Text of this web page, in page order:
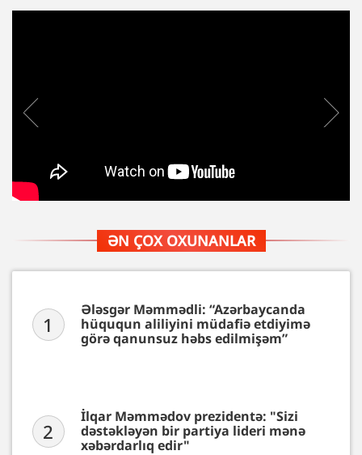
ƏN ÇOX OXUNANLAR
1
Ələsgər Məmmədli: “Azərbaycanda
hüququn aliliyini müdafiə etdiyimə
görə qanunsuz həbs edilmişəm”
2
İlqar Məmmədov prezidentə: "Sizi
dəstəkləyən bir partiya lideri mənə
xəbərdarlıq edir"